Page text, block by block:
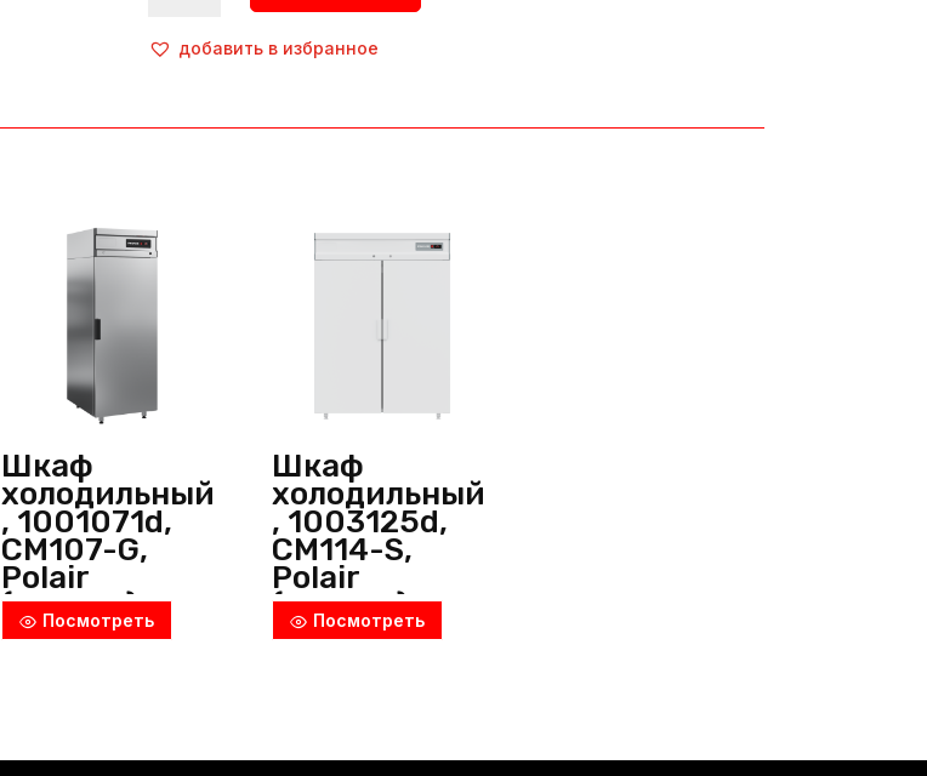
холодильный,,
добавить в избранное
Шкаф
холодильный
, 1001071d,
CM107-G,
Polair
(Россия)
Посмотреть
Шкаф
холодильный
, 1003125d,
CM114-S,
Polair
(Россия)
Посмотреть